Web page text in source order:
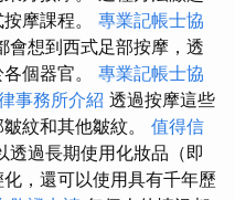
摩課程。 專業記帳士協
會想到西式足部按摩，透
個器官。 專業記帳士協
事務所介紹 透過按摩這些
紋和其他皺紋。 值得信
透過長期使用化妝品（即
，還可以使用具有千年歷